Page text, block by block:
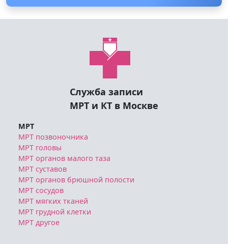
Служба записи
МРТ и КТ в Москве
МРТ
МРТ позвоночника
МРТ головы
МРТ органов малого таза
МРТ суставов
МРТ органов брюшной полости
МРТ сосудов
МРТ мягких тканей
МРТ грудной клетки
МРТ другое